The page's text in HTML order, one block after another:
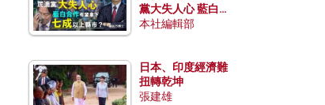
黨大失人心 藍白
合作有望拿下七成
本社編輯部
日本、印度經濟難
扭轉乾坤
張建雄